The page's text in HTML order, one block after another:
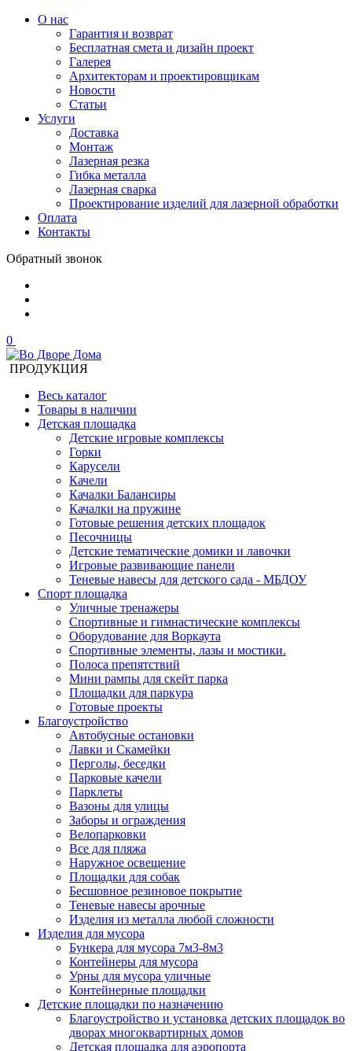
О нас
Гарантия и возврат
Бесплатная смета и дизайн проект
Галерея
Архитекторам и проектировщикам
Новости
Статьи
Услуги
Доставка
Монтаж
Лазерная резка
Гибка металла
Лазерная сварка
Проектирование изделий для лазерной обработки
Оплата
Контакты
Обратный звонок
0
ПРОДУКЦИЯ
Весь каталог
Товары в наличии
Детская площадка
Детские игровые комплексы
Горки
Карусели
Качели
Качалки Балансиры
Качалки на пружине
Готовые решения детских площадок
Песочницы
Детские тематические домики и лавочки
Игровые развивающие панели
Теневые навесы для детского сада - МБДОУ
Спорт площадка
Уличные тренажеры
Спортивные и гимнастические комплексы
Оборудование для Воркаута
Спортивные элементы, лазы и мостики.
Полоса препятствий
Мини рампы для скейт парка
Площадки для паркура
Готовые проекты
Благоустройство
Автобусные остановки
Лавки и Скамейки
Перголы, беседки
Парковые качели
Парклеты
Вазоны для улицы
Заборы и ограждения
Велопарковки
Все для пляжа
Наружное освещение
Площадки для собак
Бесшовное резиновое покрытие
Теневые навесы арочные
Изделия из металла любой сложности
Изделия для мусора
Бункера для мусора 7м3-8м3
Контейнеры для мусора
Урны для мусора уличные
Контейнерные площадки
Детские площадки по назначению
Благоустройство и установка детских площадок во
дворах многоквартирных домов
Детская площадка для аэропорта